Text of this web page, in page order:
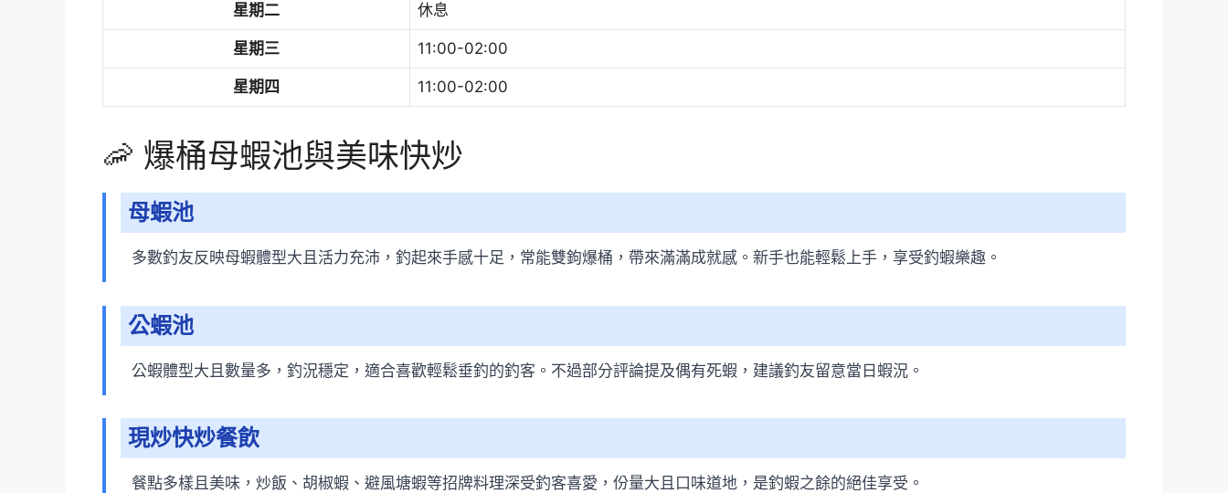
星期二 休息
星期三 11:00-02:00
星期四 11:00-02:00
🦐 爆桶母蝦池與美味快炒
母蝦池
多數釣友反映母蝦體型大且活力充沛，釣起來手感十足，常能雙鉤爆桶，帶來滿滿成就感。新手也能輕鬆上手，享受釣蝦樂趣。
公蝦池
公蝦體型大且數量多，釣況穩定，適合喜歡輕鬆垂釣的釣客。不過部分評論提及偶有死蝦，建議釣友留意當日蝦況。
現炒快炒餐飲
餐點多樣且美味，炒飯、胡椒蝦、避風塘蝦等招牌料理深受釣客喜愛，份量大且口味道地，是釣蝦之餘的絕佳享受。